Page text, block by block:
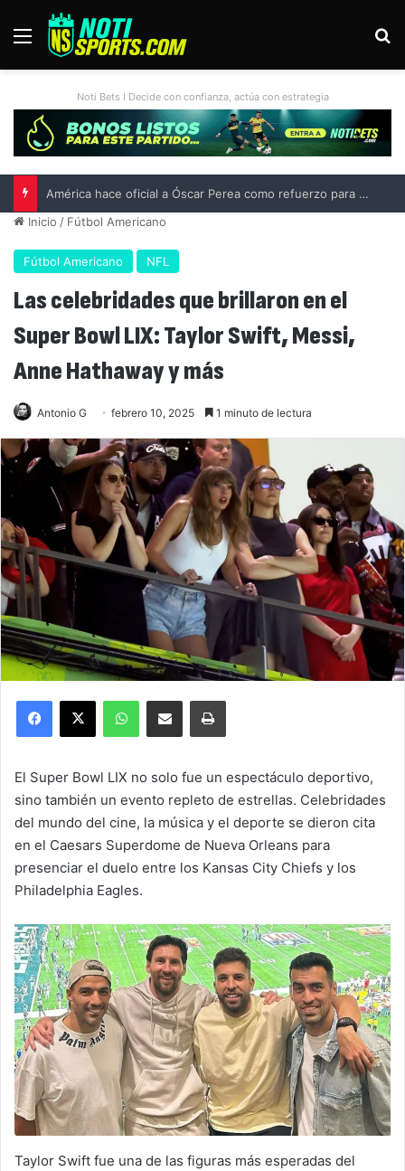
Menú
Noti Bets I Decide con confianza, actúa con estrategia
América hace oficial a Óscar Perea como refuerzo para el Apertura 2026
Inicio / Fútbol Americano
Fútbol Americano NFL
Las celebridades que brillaron en el
Super Bowl LIX: Taylor Swift, Messi,
Anne Hathaway y más
Antonio G febrero 10, 2025 1 minuto de lectura
Facebook
X WhatsAppCompartir por correo electrónicoImprimir
El Super Bowl LIX no solo fue un espectáculo deportivo,
sino también un evento repleto de estrellas. Celebridades
del mundo del cine, la música y el deporte se dieron cita
en el Caesars Superdome de Nueva Orleans para
presenciar el duelo entre los Kansas City Chiefs y los
Philadelphia Eagles.
Taylor Swift fue una de las figuras más esperadas del